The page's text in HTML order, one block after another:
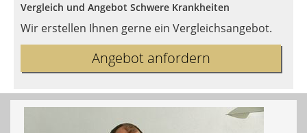
Vergleich und Angebot Schwere Krankheiten
Wir erstellen Ihnen gerne ein Vergleichsangebot.
Angebot anfordern